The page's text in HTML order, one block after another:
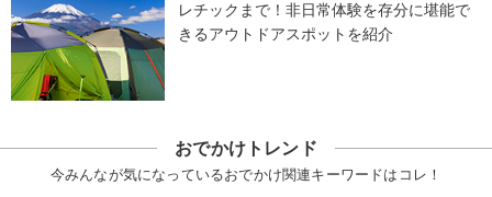
レチックまで！非日常体験を存分に堪能で
きるアウトドアスポットを紹介
おでかけトレンド
今みんなが気になっているおでかけ関連キーワードはコレ！